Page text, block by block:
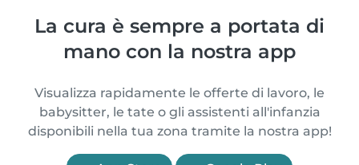
La cura è sempre a portata di
mano con la nostra app
Visualizza rapidamente le offerte di lavoro, le
babysitter, le tate o gli assistenti all'infanzia
disponibili nella tua zona tramite la nostra app!